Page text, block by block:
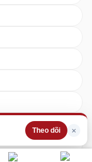
Theo dõi ×